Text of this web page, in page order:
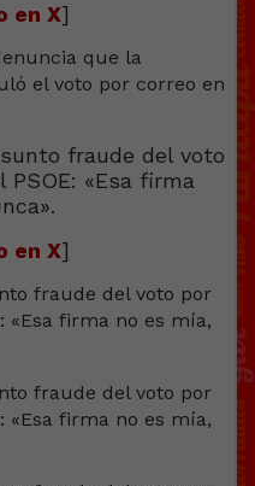
en X]
que la
el voto por correo en
en X]